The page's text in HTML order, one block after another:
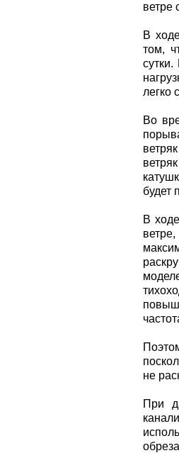
ветре
В
том,
легко
Во
будет
В
не
При